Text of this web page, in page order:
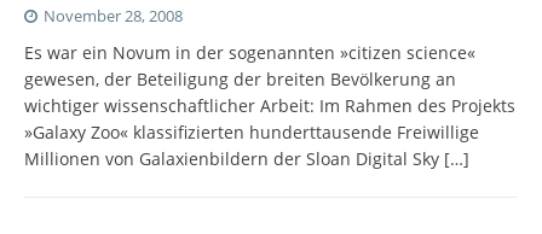
November 28, 2008
Es war ein Novum in der sogenannten »citizen science«
gewesen, der Beteiligung der breiten Bevölkerung an
wichtiger wissenschaftlicher Arbeit: Im Rahmen des Projekts
»Galaxy Zoo« klassifizierten hunderttausende Freiwillige
Millionen von Galaxienbildern der Sloan Digital Sky […]